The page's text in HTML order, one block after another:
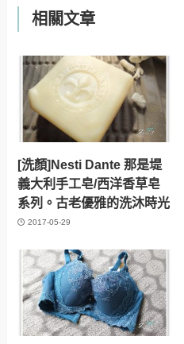
相關文章
[洗顏]Nesti Dante 那是堤
義大利手工皂/西洋香草皂
系列。古老優雅的洗沐時光
2017-05-29